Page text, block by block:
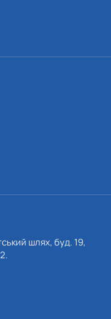
шлях, буд. 19,